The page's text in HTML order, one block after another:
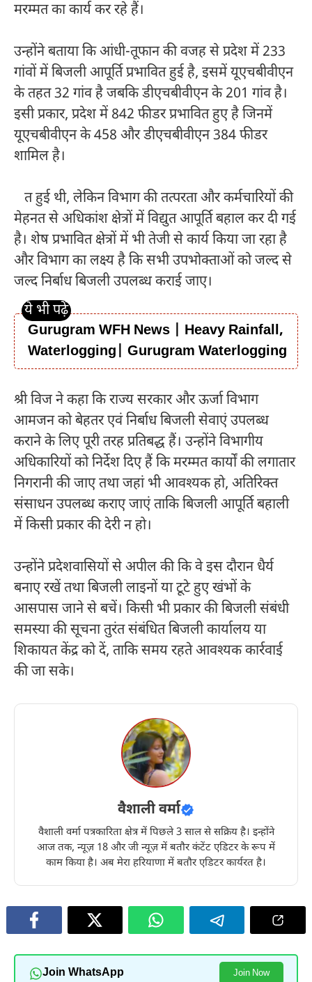
मरम्मत का कार्य कर रहे हैं।
उन्होंने बताया कि आंधी-तूफान की वजह से प्रदेश में 233
गांवों में बिजली आपूर्ति प्रभावित हुई है, इसमें यूएचबीवीएन
के तहत 32 गांव है जबकि डीएचबीवीएन के 201 गांव है।
इसी प्रकार, प्रदेश में 842 फीडर प्रभावित हुए है जिनमें
यूएचबीवीएन के 458 और डीएचबीवीएन 384 फीडर
शामिल है।
त हुई थी, लेकिन विभाग की तत्परता और कर्मचारियों की
मेहनत से अधिकांश क्षेत्रों में विद्युत आपूर्ति बहाल कर दी गई
है। शेष प्रभावित क्षेत्रों में भी तेजी से कार्य किया जा रहा है
और विभाग का लक्ष्य है कि सभी उपभोक्ताओं को जल्द से
जल्द निर्बाध बिजली उपलब्ध कराई जाए।
Gurugram WFH News | Heavy Rainfall,
Waterlogging| Gurugram Waterlogging
श्री विज ने कहा कि राज्य सरकार और ऊर्जा विभाग
आमजन को बेहतर एवं निर्बाध बिजली सेवाएं उपलब्ध
कराने के लिए पूरी तरह प्रतिबद्ध हैं। उन्होंने विभागीय
अधिकारियों को निर्देश दिए हैं कि मरम्मत कार्यों की लगातार
निगरानी की जाए तथा जहां भी आवश्यक हो, अतिरिक्त
संसाधन उपलब्ध कराए जाएं ताकि बिजली आपूर्ति बहाली
में किसी प्रकार की देरी न हो।
उन्होंने प्रदेशवासियों से अपील की कि वे इस दौरान धैर्य
बनाए रखें तथा बिजली लाइनों या टूटे हुए खंभों के
आसपास जाने से बचें। किसी भी प्रकार की बिजली संबंधी
समस्या की सूचना तुरंत संबंधित बिजली कार्यालय या
शिकायत केंद्र को दें, ताकि समय रहते आवश्यक कार्रवाई
की जा सके।
वैशाली वर्मा
वैशाली वर्मा पत्रकारिता क्षेत्र में पिछले 3 साल से सक्रिय है। इन्होंने
आज तक, न्यूज़ 18 और जी न्यूज़ में बतौर कंटेंट एडिटर के रूप में
काम किया है। अब मेरा हरियाणा में बतौर एडिटर कार्यरत है।
Join WhatsApp Join Now